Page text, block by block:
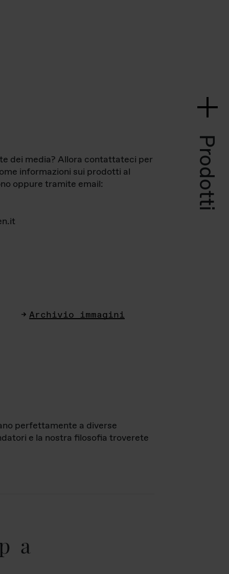
Prodotti
dei media? Allora contattateci per
informazioni sui prodotti al
oppure tramite email:
Archivio immagini
perfettamente a diverse
e la nostra filosofia troverete